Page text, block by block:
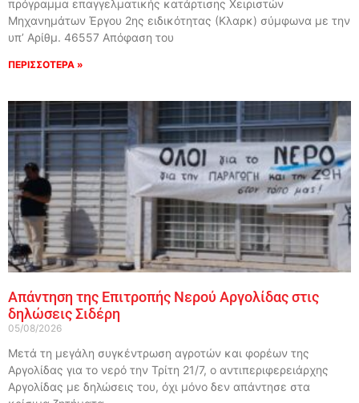
πρόγραμμα επαγγελματικής κατάρτισης Χειριστών
Μηχανημάτων Έργου 2ης ειδικότητας (Κλαρκ) σύμφωνα με την
υπ’ Αρίθμ. 46557 Απόφαση του
ΠΕΡΙΣΣΟΤΕΡΑ »
Απάντηση της Επιτροπής Νερού Αργολίδας στις
δηλώσεις Σιδέρη
05/08/2026
Μετά τη μεγάλη συγκέντρωση αγροτών και φορέων της
Αργολίδας για το νερό την Τρίτη 21/7, ο αντιπεριφερειάρχης
Αργολίδας με δηλώσεις του, όχι μόνο δεν απάντησε στα